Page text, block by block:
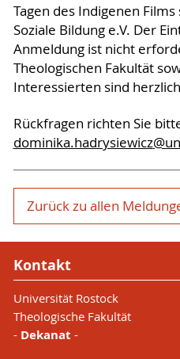
Tagen des Indigenen
Soziale Bildung e.V. Der
Anmeldung ist nicht
Theologischen Fakultät
Interessierten sind
Rückfragen richten Sie
dominika.hadrysiewicz
Zurück zu allen
Kontakt
Universität Rostock
Theologische Fakultät
- Dekanat -